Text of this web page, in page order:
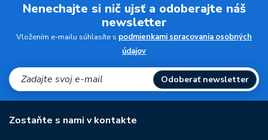
Nenechajte si nič ujsť a odoberajte náš
newsletter
Vložením e-mailu súhlasíte s podmienkami spracovania osobných
údajov
Odoberať newsletter
Zostaňte s nami v kontakte